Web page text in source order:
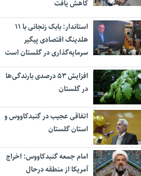
کاهش یافت
استاندار: بابک زنجانی با ۱۱
هلدینگ اقتصادی پیگیر
سرمایه‌گذاری در گلستان است
افزایش ۵۳ درصدی بارندگی‌ها
در گلستان
اتفاقی عجیب در‌ گنبدکاووس و
استان گلستان
امام جمعه گنبدکاووس: اخراج
آمریکا از منطقه درحال